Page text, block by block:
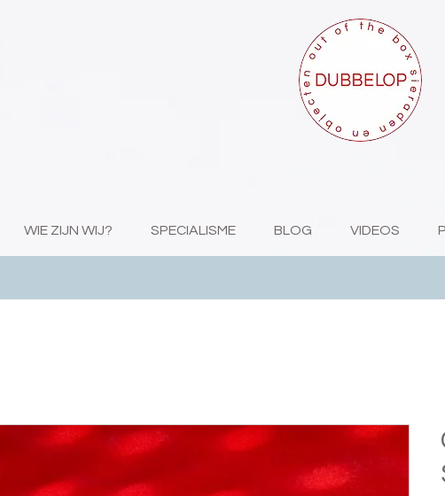
WIE ZIJN WIJ? SPECIALISME BLOG VIDEOS